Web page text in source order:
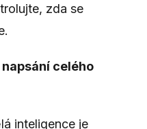
zda se
celého
inteligence je